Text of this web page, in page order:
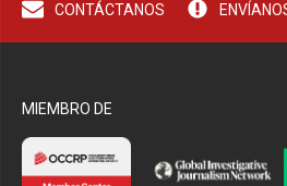
CONTÁCTANOS
MIEMBRO DE